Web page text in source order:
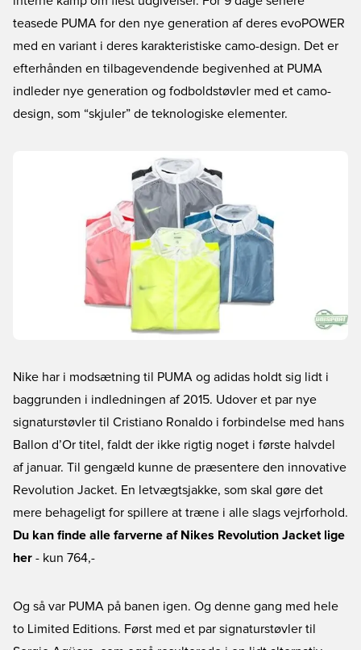
teasede PUMA for den nye generation af deres evoPOWER
med en variant i deres karakteristiske camo-design. Det er
efterhånden en tilbagevendende begivenhed at PUMA
indleder nye generation og fodboldstøvler med et camo-
design, som “skjuler” de teknologiske elementer.
Nike har i modsætning til PUMA og adidas holdt sig lidt i
baggrunden i indledningen af 2015. Udover et par nye
signaturstøvler til Cristiano Ronaldo i forbindelse med hans
Ballon d’Or titel, faldt der ikke rigtig noget i første halvdel
af januar. Til gengæld kunne de præsentere den innovative
Revolution Jacket. En letvægtsjakke, som skal gøre det
mere behageligt for spillere at træne i alle slags vejrforhold.
Du kan finde alle farverne af Nikes Revolution Jacket lige
her - kun 764,-
Og så var PUMA på banen igen. Og denne gang med hele
to Limited Editions. Først med et par signaturstøvler til